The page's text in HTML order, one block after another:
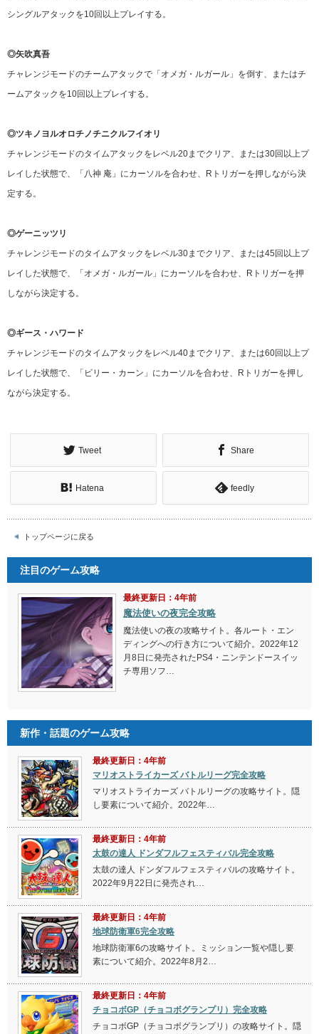
シングルアタックを10回以上プレイする。
◎矢吹真吾
チャレンジモードのチームアタックで「オメガ・ルガール」を倒す、またはチ
ームアタックを10回以上プレイする。
◎ツキノヨルオロチノチニクルフイオリ
チャレンジモードのタイムアタックをレベル20までクリア、または30回以上プ
レイした状態で、「八神 庵」にカーソルを合わせ、Rトリガーを押しながら決
定する。
◎ゲーニッツリ
チャレンジモードのタイムアタックをレベル30までクリア、または45回以上プ
レイした状態で、「オメガ・ルガール」にカーソルを合わせ、Rトリガーを押
しながら決定する。
◎ギース・ハワード
チャレンジモードのタイムアタックをレベル40までクリア、または60回以上プ
レイした状態で、「ビリー・カーン」にカーソルを合わせ、Rトリガーを押し
ながら決定する。
Tweet Share
Hatena feedly
トップページに戻る
注目のゲーム攻略
最終更新日：4年前
魔法使いの夜完全攻略
魔法使いの夜の攻略サイト。各ルート・エン
ディングへの行き方について紹介。2022年12
月8日に発売されたPS4・ニンテンドースイッ
チ専用ソフ…
新作・話題のゲーム攻略
最終更新日：4年前
マリオストライカーズ バトルリーグ完全攻略
マリオストライカーズ バトルリーグの攻略サイト。隠
し要素について紹介。2022年…
最終更新日：4年前
太鼓の達人 ドンダフルフェスティバル完全攻略
太鼓の達人 ドンダフルフェスティバルの攻略サイト。
2022年9月22日に発売され…
最終更新日：4年前
地球防衛軍6完全攻略
地球防衛軍6の攻略サイト。ミッション一覧や隠し要
素について紹介。2022年8月2…
最終更新日：4年前
チョコボGP（チョコボグランプリ）完全攻略
チョコボGP（チョコボグランプリ）の攻略サイト。隠